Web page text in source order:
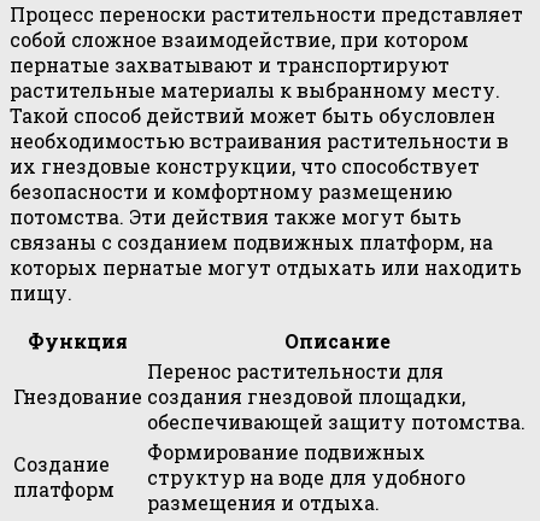
Процесс переноски растительности представляет
собой сложное взаимодействие, при котором
пернатые захватывают и транспортируют
растительные материалы к выбранному месту.
Такой способ действий может быть обусловлен
необходимостью встраивания растительности в
их гнездовые конструкции, что способствует
безопасности и комфортному размещению
потомства. Эти действия также могут быть
связаны с созданием подвижных платформ, на
которых пернатые могут отдыхать или находить
пищу.
Функция
Описание
Гнездование
Перенос растительности для
создания гнездовой площадки,
обеспечивающей защиту потомства.
Создание
платформ
Формирование подвижных
структур на воде для удобного
размещения и отдыха.